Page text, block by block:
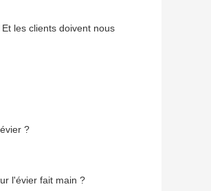
les clients doivent nous
?
l'évier fait main ?